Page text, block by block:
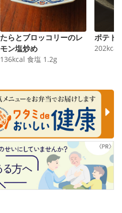
たらとブロッコリーのレ
モン塩炒め
136kcal 食塩 1.2g
ポテト
202kcal